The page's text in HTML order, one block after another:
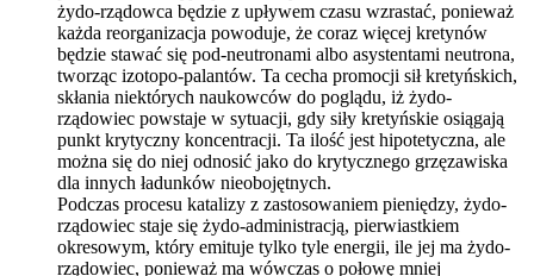
żydo-rządowca będzie z upływem czasu wzrastać, ponieważ
każda reorganizacja powoduje, że coraz więcej kretynów
będzie stawać się pod-neutronami albo asystentami neutrona,
tworząc izotopo-palantów. Ta cecha promocji sił kretyńskich,
skłania niektórych naukowców do poglądu, iż żydo-
rządowiec powstaje w sytuacji, gdy siły kretyńskie osiągają
punkt krytyczny koncentracji. Ta ilość jest hipotetyczna, ale
można się do niej odnosić jako do krytycznego grzęzawiska
dla innych ładunków nieobojętnych.
Podczas procesu katalizy z zastosowaniem pieniędzy, żydo-
rządowiec staje się żydo-administracją, pierwiastkiem
okresowym, który emituje tylko tyle energii, ile jej ma żydo-
rządowiec, ponieważ ma wówczas o połowę mniej